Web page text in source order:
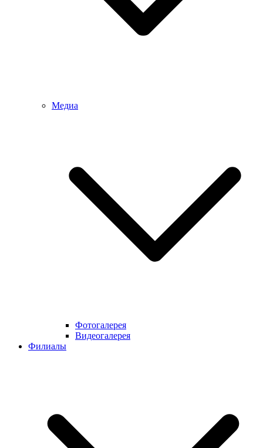
Медиа
Фотогалерея
Видеогалерея
Филиалы